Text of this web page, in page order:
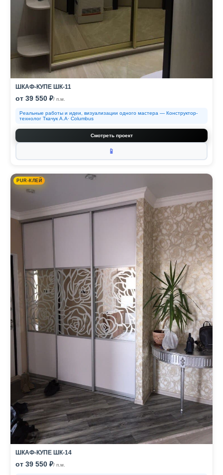
ШКАФ-КУПЕ ШК-11
от 39 550 ₽/ п.м.
Реальные работы и идеи, визуализации одного мастера — Конструктор-
технолог Ткачук А.А· Columbus
Смотреть проект
📱
PUR-КЛЕЙ
ШКАФ-КУПЕ ШК-14
от 39 550 ₽/ п.м.